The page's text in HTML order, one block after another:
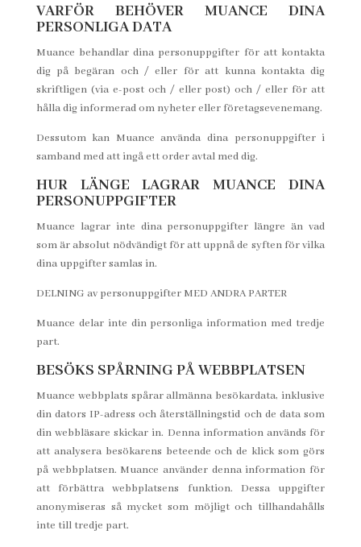
VARFÖR BEHÖVER MUANCE DINA
PERSONLIGA DATA
Muance behandlar dina personuppgifter för att kontakta
dig på begäran och / eller för att kunna kontakta dig
skriftligen (via e-post och / eller post) och / eller för att
hålla dig informerad om nyheter eller företagsevenemang.
Dessutom kan Muance använda dina personuppgifter i
samband med att ingå ett order avtal med dig.
HUR LÄNGE LAGRAR MUANCE DINA
PERSONUPPGIFTER
Muance lagrar inte dina personuppgifter längre än vad
som är absolut nödvändigt för att uppnå de syften för vilka
dina uppgifter samlas in.
DELNING av personuppgifter MED ANDRA PARTER
Muance delar inte din personliga information med tredje
part.
BESÖKS SPÅRNING PÅ WEBBPLATSEN
Muance webbplats spårar allmänna besökardata, inklusive
din dators IP-adress och återställningstid och de data som
din webbläsare skickar in. Denna information används för
att analysera besökarens beteende och de klick som görs
på webbplatsen. Muance använder denna information för
att förbättra webbplatsens funktion. Dessa uppgifter
anonymiseras så mycket som möjligt och tillhandahålls
inte till tredje part.